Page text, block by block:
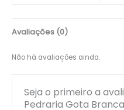
Avaliações (0)
Não há avaliações ainda.
Seja o primeiro a
Pedraria Gota